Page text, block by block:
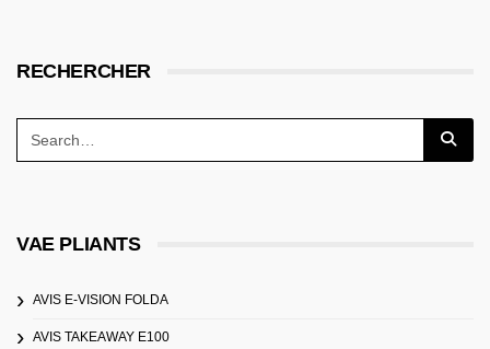
RECHERCHER
VAE PLIANTS
AVIS E-VISION FOLDA
AVIS TAKEAWAY E100